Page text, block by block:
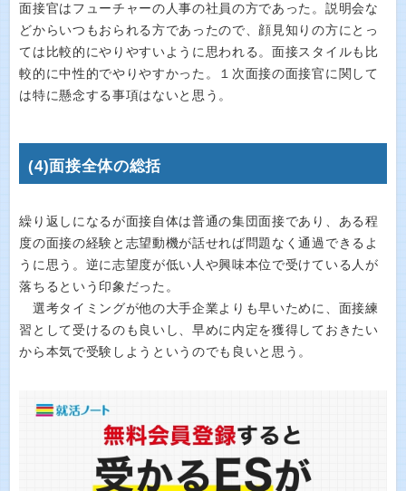
面接官はフューチャーの人事の社員の方であった。説明会な
どからいつもおられる方であったので、顔見知りの方にとっ
ては比較的にやりやすいように思われる。面接スタイルも比
較的に中性的でやりやすかった。１次面接の面接官に関して
は特に懸念する事項はないと思う。
(4)面接全体の総括
繰り返しになるが面接自体は普通の集団面接であり、ある程
度の面接の経験と志望動機が話せれば問題なく通過できるよ
うに思う。逆に志望度が低い人や興味本位で受けている人が
落ちるという印象だった。
選考タイミングが他の大手企業よりも早いために、面接練
習として受けるのも良いし、早めに内定を獲得しておきたい
から本気で受験しようというのでも良いと思う。